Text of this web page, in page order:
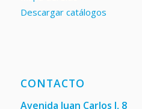
Descargar catálogos
CONTACTO
Avenida Juan Carlos I, 8